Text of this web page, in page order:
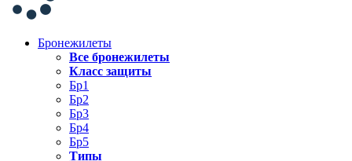
Бронежилеты
Все бронежилеты
Класс защиты
Бр1
Бр2
Бр3
Бр4
Бр5
Типы